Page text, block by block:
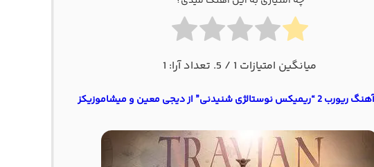
میانگین امتیازات 1 / 5. تعداد آرا: 1
نوستالژی شنیدنی” از دیجی معین و میشاموزیکز